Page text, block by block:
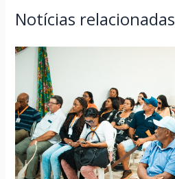
Notícias relacionadas